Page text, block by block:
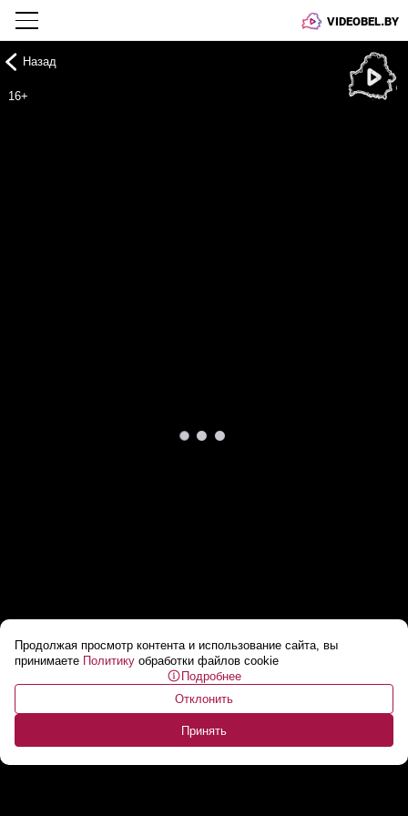
VIDEOBEL.BY
Продолжая просмотр контента и использование сайта, вы
принимаете Политику обработки файлов cookie
Подробнее
Отклонить
Принять
Назад
16+
Умных в Украине не пускают к власти? //
«Смог украсть МИЛЛИОН, а ты на зарплату